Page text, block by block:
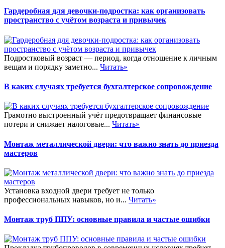
Гардеробная для девочки-подростка: как организовать
пространство с учётом возраста и привычек
Подростковый возраст — период, когда отношение к личным
вещам и порядку заметно... Читать»
В каких случаях требуется бухгалтерское сопровождение
Грамотно выстроенный учёт предотвращает финансовые
потери и снижает налоговые... Читать»
Монтаж металлической двери: что важно знать до приезда
мастеров
Установка входной двери требует не только
профессиональных навыков, но и... Читать»
Монтаж труб ППУ: основные правила и частые ошибки